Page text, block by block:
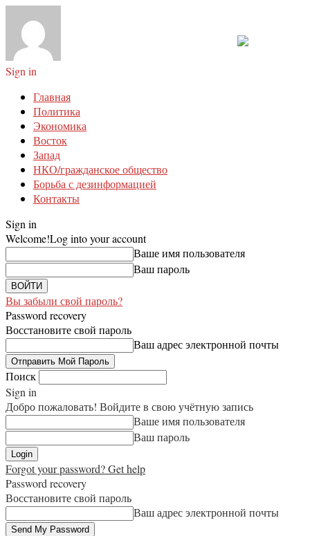
Sign in
Главная
Политика
Экономика
Восток
Запад
НКО/гражданское общество
Борьба с дезинформацией
Контакты
Sign in
Welcome!Log into your account
Ваше имя пользователя
Ваш пароль
Вы забыли свой пароль?
Password recovery
Восстановите свой пароль
Ваш адрес электронной почты
Поиск
Sign in
Добро пожаловать! Войдите в свою учётную запись
Ваше имя пользователя
Ваш пароль
Forgot your password? Get help
Password recovery
Восстановите свой пароль
Ваш адрес электронной почты